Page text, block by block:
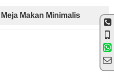
Meja Makan Minimalis